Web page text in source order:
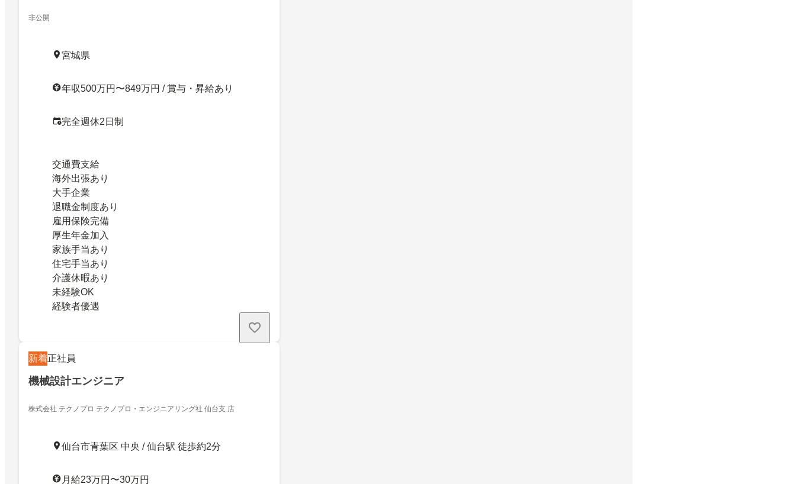
非公開
宮城県
年収500万円〜849万円 / 賞与・昇給あり
完全週休2日制
交通費支給
海外出張あり
大手企業
退職金制度あり
雇用保険完備
厚生年金加入
家族手当あり
住宅手当あり
介護休暇あり
未経験OK
経験者優遇
新着正社員
機械設計エンジニア
株式会社 テクノプロ テクノプロ・エンジニアリング社 仙台支 店
仙台市青葉区 中央 / 仙台駅 徒歩約2分
月給23万円〜30万円